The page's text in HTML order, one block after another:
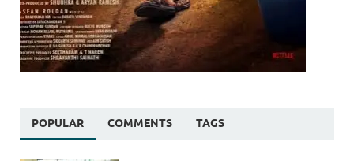
POPULAR COMMENTS TAGS